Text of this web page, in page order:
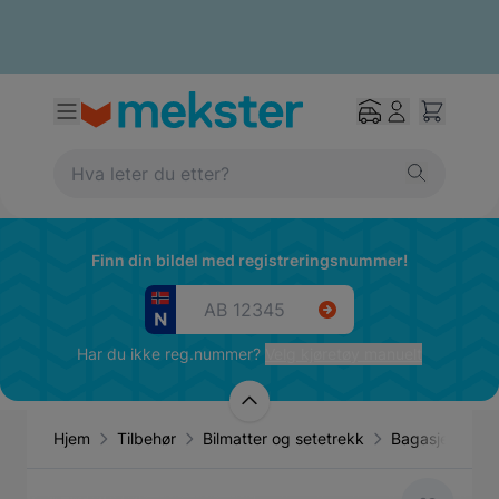
Finn din bildel med registreringsnummer!
Har du ikke reg.nummer?
Hjem Tilbehør Bilmatter og setetrekk